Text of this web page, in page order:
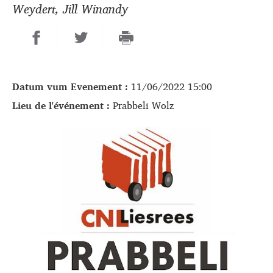
Weydert, Jill Winandy
Datum vum Evenement : 11/06/2022 15:00
Lieu de l'événement : Prabbeli Wolz